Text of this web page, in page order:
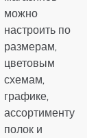
можно
настроить по
размерам,
цветовым
схемам,
графике,
ассортименту
полок и